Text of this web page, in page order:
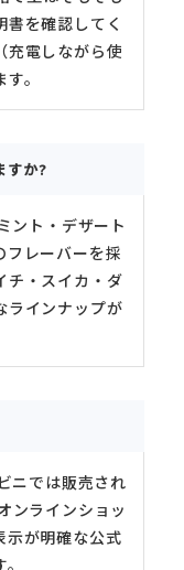
を確認してく
充電しながら使
。
すか?
ント・デザート
フレーバーを採
チ・スイカ・ダ
ラインナップが
ニでは販売され
ンラインショッ
示が明確な公式